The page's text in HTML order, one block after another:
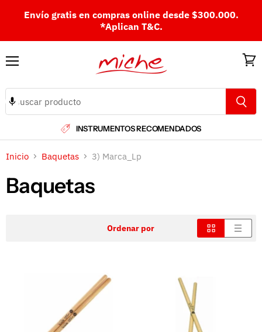
Envío gratis en compras online desde $300.000.
*Aplican T&C.
INSTRUMENTOS RECOMENDADOS
Inicio Baquetas 3) Marca_Lp
Baquetas
Ordenar por